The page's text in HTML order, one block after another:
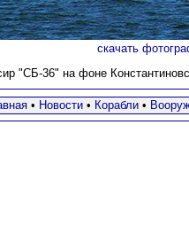
скачать
"СБ-36" на фоне
• Новости• Корабли•